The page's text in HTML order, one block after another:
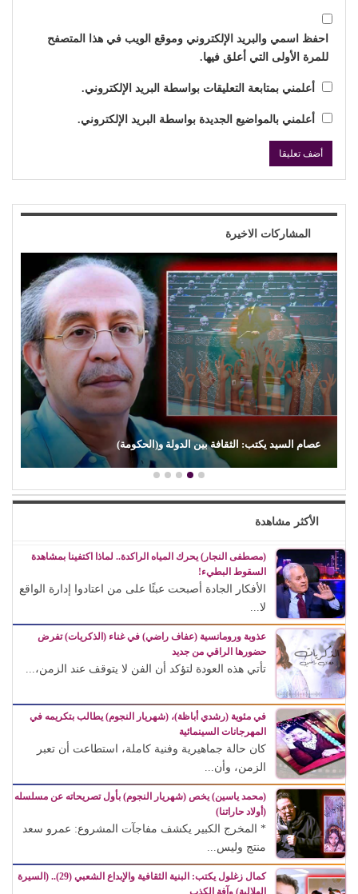
احفظ اسمي والبريد الإلكتروني وموقع الويب في هذا المتصفح
للمرة الأولى التي أعلق فيها.
أعلمني بمتابعة التعليقات بواسطة البريد الإلكتروني.
أعلمني بالمواضيع الجديدة بواسطة البريد الإلكتروني.
المشاركات الاخيرة
د. محمد الطربيلي يكتب: (علي الكسار).. بين التوهج والخفوت
الأكثر مشاهدة
(مصطفى النجار) يحرك المياه الراكدة.. لماذا اكتفينا بمشاهدة
السقوط البطيء!
الأفكار الجادة أصبحت عبئًا على من اعتادوا إدارة الواقع
لا...
عذوبة ورومانسية (عفاف راضي) في غناء (الذكريات) تفرض
حضورها الراقي من جديد
تأتي هذه العودة لتؤكد أن الفن لا يتوقف عند الزمن،...
في مئوية (رشدي أباظة)، (شهريار النجوم) يطالب بتكريمه في
المهرجانات السينمائية
كان حالة جماهيرية وفنية كاملة، استطاعت أن تعبر
الزمن، وأن...
(محمد ياسين) يخص (شهريار النجوم) بأول تصريحاته عن مسلسله
(أولاد حاراتنا)
* المخرج الكبير يكشف مفاجآت المشروع: عمرو سعد
منتج وليس...
كمال زغلول يكتب: البنية الثقافية والإبداع الشعبي (29).. (السيرة
الهلالية) وآفة الكذب